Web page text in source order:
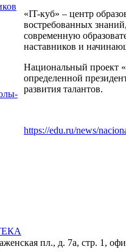
«IT-куб» – центр
востребованных
современную
наставников и
Национальный проект
определенной
развития талантов.
https://edu.ru/news/
пл., д. 7а, стр. 1,